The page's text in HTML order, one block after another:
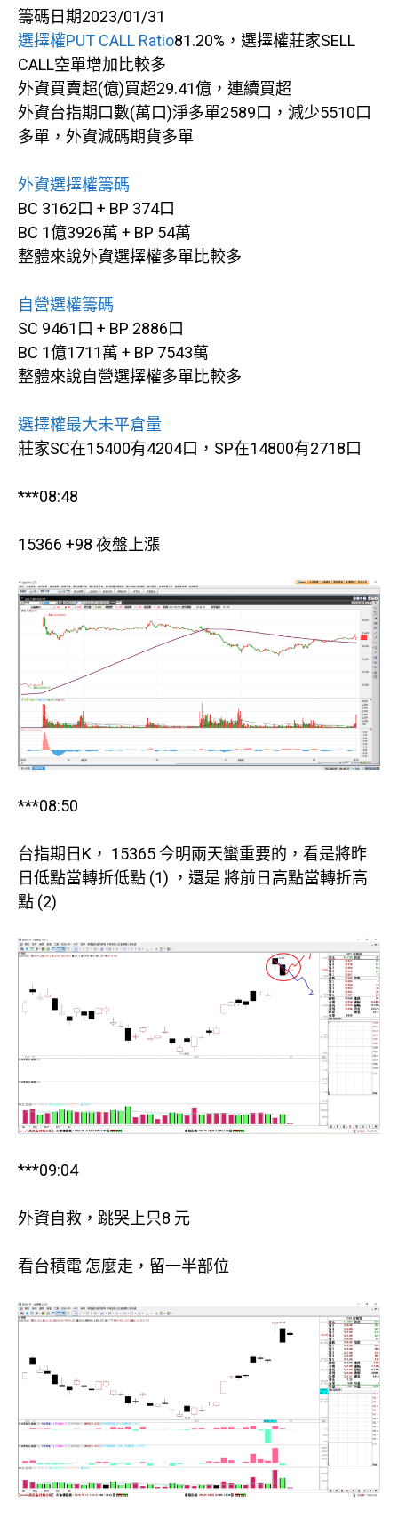
籌碼日期2023/01/31
選擇權PUT CALL Ratio81.20%，選擇權莊家SELL
CALL空單增加比較多
外資買賣超(億)買超29.41億，連續買超
外資台指期口數(萬口)淨多單2589口，減少5510口
多單，外資減碼期貨多單
外資選擇權籌碼
BC 3162口 + BP 374口
BC 1億3926萬 + BP 54萬
整體來說外資選擇權多單比較多
自營選權籌碼
SC 9461口 + BP 2886口
BC 1億1711萬 + BP 7543萬
整體來說自營選擇權多單比較多
選擇權最大未平倉量
莊家SC在15400有4204口，SP在14800有2718口
***08:48
15366 +98 夜盤上漲
***08:50
台指期日K， 15365 今明兩天蠻重要的，看是將昨
日低點當轉折低點 (1) ，還是 將前日高點當轉折高
點 (2)
***09:04
外資自救，跳哭上只8 元
看台積電 怎麼走，留一半部位